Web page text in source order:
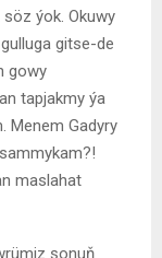
ýok. Okuwy
gitse-de
gowy
tapjakmy ýa
Menem Gadyry
maslahat
şonuň